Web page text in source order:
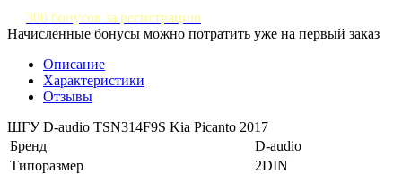
300 бонусов за регистрацию
Начисленные бонусы можно потратить уже на первый заказ
Описание
Характеристики
Отзывы
ШГУ D-audio TSN314F9S Kia Picanto 2017
Бренд
D-audio
Типоразмер
2DIN